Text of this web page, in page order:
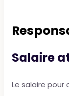
Salaire
Le salaire